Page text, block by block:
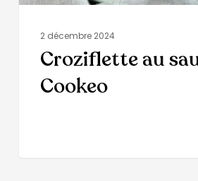
2 décembre 2024
Croziflette au
Cookeo